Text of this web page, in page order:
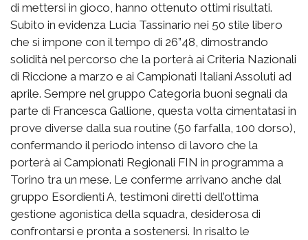
di mettersi in gioco, hanno ottenuto ottimi risultati.
Subito in evidenza Lucia Tassinario nei 50 stile libero
che si impone con il tempo di 26”48, dimostrando
solidità nel percorso che la porterà ai Criteria Nazionali
di Riccione a marzo e ai Campionati Italiani Assoluti ad
aprile. Sempre nel gruppo Categoria buoni segnali da
parte di Francesca Gallione, questa volta cimentatasi in
prove diverse dalla sua routine (50 farfalla, 100 dorso),
confermando il periodo intenso di lavoro che la
porterà ai Campionati Regionali FIN in programma a
Torino tra un mese. Le conferme arrivano anche dal
gruppo Esordienti A, testimoni diretti dell’ottima
gestione agonistica della squadra, desiderosa di
confrontarsi e pronta a sostenersi. In risalto le